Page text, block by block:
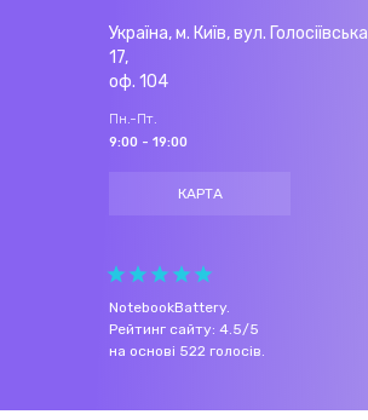
Україна, м. Київ, вул. Голосіївська
17,
оф. 104
Пн.-Пт.
9:00 - 19:00
КАРТА
NotebookBattery.
Рейтинг сайту: 4.5/5
на основі 522 голосів.